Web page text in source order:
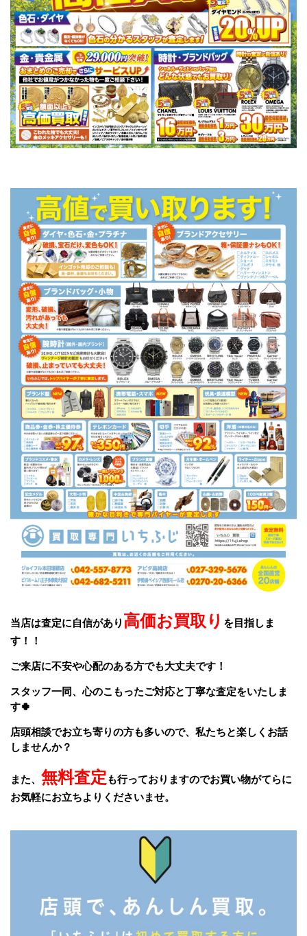
当店は査定に自信があり 高価お買取り を目指しま
す！！
ご来店に不安や心配のある方でも大丈夫です！
スタッフ一同、心のこもったご対応と丁寧な査定をいたしま
す🍀
店頭相談でお立ち寄りの方も多いので、私たちと楽しくお話
しませんか？
また、 無料査定も行っておりますのでお買い物がてらに
お気軽にお立ちよりくださいませ。